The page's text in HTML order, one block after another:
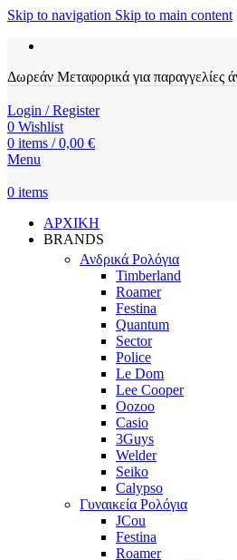
Skip to navigation Skip to main content
Δωρεάν Μεταφορικά για παραγγελίες
Login / Register
0 Wishlist
0 items / 0,00 €
Menu
0 items
ΑΡΧΙΚΗ
BRANDS
Ανδρικά Ρολόγια
Timberland
Roamer
Festina
Quantum
Sector
Police
Le Dom
Lee Cooper
Oozoo
Casio
3Guys
Welder
Seiko
Calypso
Γυναικεία Ρολόγια
JCou
Festina
Roamer